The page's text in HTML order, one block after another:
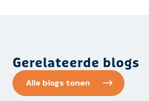
Gerelateerde blogs
Alle blogs tonen